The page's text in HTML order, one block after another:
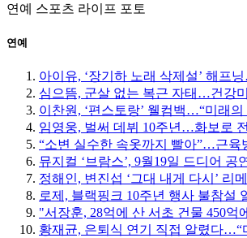
연예 스포츠 라이프 포토
연예
아이유, ‘장기하 노래 삭제설’ 해프
심으뜸, 군살 없는 복근 자태…건강
이찬원, ‘편스토랑’ 웰컴백…“미래
임영웅, 벌써 데뷔 10주년…화보로
“소변 실수한 속옷까지 빨아”…근육
뮤지컬 ‘브람스’, 9월19일 드디어
정해인, 변진섭 ‘그대 내게 다시’ 리
로제, 블랙핑크 10주년 행사 불참설
"서장훈, 28억에 산 서초 건물 450억
황재균, 은퇴식 연기 직접 알렸다…“